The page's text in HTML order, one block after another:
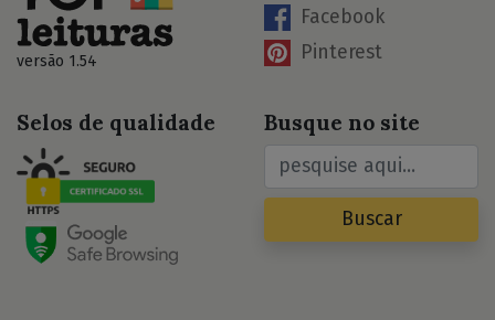
versão 1.54
Facebook
Pinterest
Selos de qualidade Busque no site
Buscar